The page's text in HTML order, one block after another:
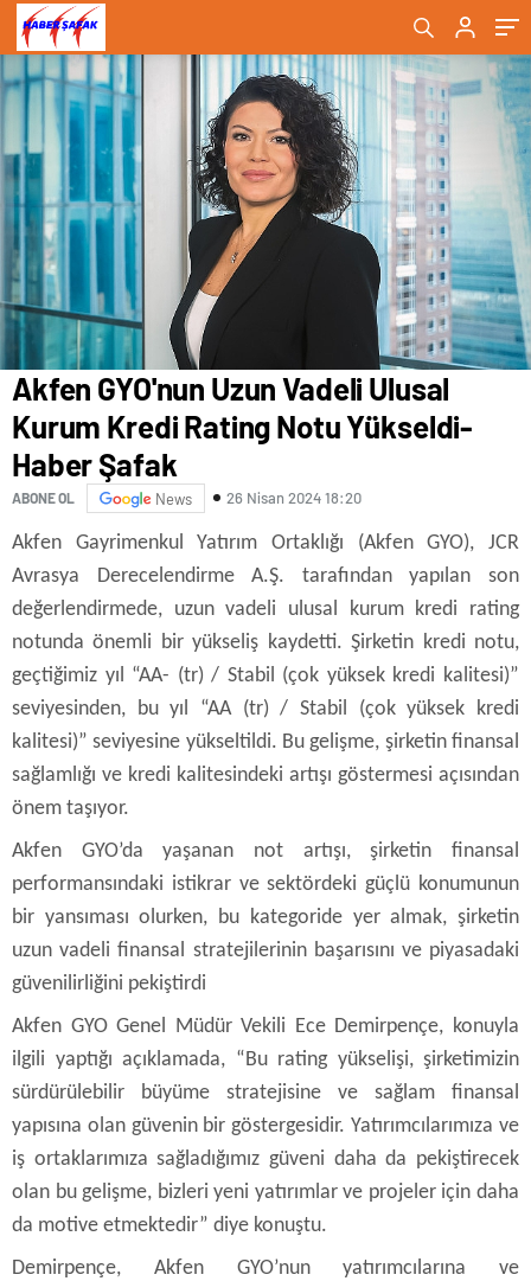
Akfen GYO'nun Uzun Vadeli Ulusal
Kurum Kredi Rating Notu Yükseldi-
Haber Şafak
ABONE OL News 26 Nisan 2024 18:20
Akfen Gayrimenkul Yatırım Ortaklığı (Akfen GYO), JCR
Avrasya Derecelendirme A.Ş. tarafından yapılan son
değerlendirmede, uzun vadeli ulusal kurum kredi rating
notunda önemli bir yükseliş kaydetti. Şirketin kredi notu,
geçtiğimiz yıl “AA- (tr) / Stabil (çok yüksek kredi kalitesi)”
seviyesinden, bu yıl “AA (tr) / Stabil (çok yüksek kredi
kalitesi)” seviyesine yükseltildi. Bu gelişme, şirketin finansal
sağlamlığı ve kredi kalitesindeki artışı göstermesi açısından
önem taşıyor.
Akfen GYO’da yaşanan not artışı, şirketin finansal
performansındaki istikrar ve sektördeki güçlü konumunun
bir yansıması olurken, bu kategoride yer almak, şirketin
uzun vadeli finansal stratejilerinin başarısını ve piyasadaki
güvenilirliğini pekiştirdi
Akfen GYO Genel Müdür Vekili Ece Demirpençe, konuyla
ilgili yaptığı açıklamada, “Bu rating yükselişi, şirketimizin
sürdürülebilir büyüme stratejisine ve sağlam finansal
yapısına olan güvenin bir göstergesidir. Yatırımcılarımıza ve
iş ortaklarımıza sağladığımız güveni daha da pekiştirecek
olan bu gelişme, bizleri yeni yatırımlar ve projeler için daha
da motive etmektedir” diye konuştu.
Demirpençe, Akfen GYO’nun yatırımcılarına ve
Haber Şafak